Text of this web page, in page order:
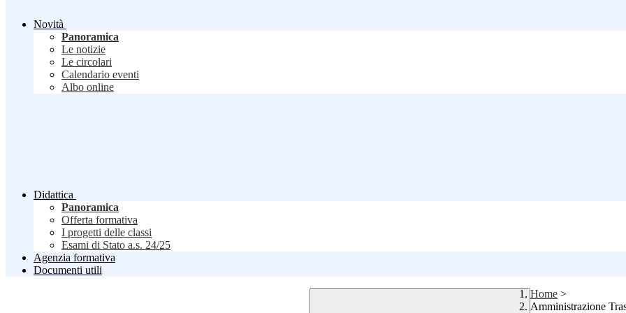
Novità
Panoramica
Le notizie
Le circolari
Calendario eventi
Albo online
Didattica
Panoramica
Offerta formativa
I progetti delle classi
Esami di Stato a.s. 24/25
Agenzia formativa
Documenti utili
Home >
Amministrazione